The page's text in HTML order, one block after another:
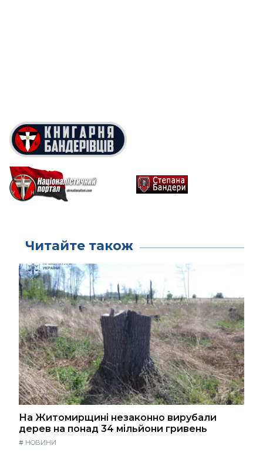
Читайте також
На Житомирщині незаконно вирубали
дерев на понад 34 мільйони гривень
# НОВИНИ